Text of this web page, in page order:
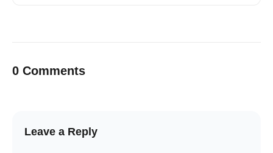
0 Comments
Leave a Reply